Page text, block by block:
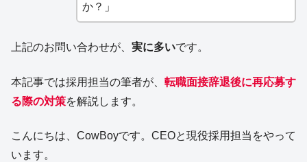
か？」
上記のお問い合わせが、 実に多いです。
本記事では採用担当の筆者が、 転職面接辞退後に再応募す
る際の対策を解説します。
こんにちは、CowBoyです。CEOと現役採用担当をやって
います。